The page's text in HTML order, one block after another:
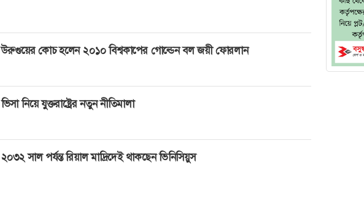
উরুগুয়ের কোচ হলেন ২০১০ বিশ্বকাপের গোল্ডেন বল জয়ী ফোরলান
ভিসা নিয়ে যুক্তরাষ্ট্রের নতুন নীতিমালা
২০৩২ সাল পর্যন্ত রিয়াল মাদ্রিদেই থাকছেন ভিনিসিয়ুস